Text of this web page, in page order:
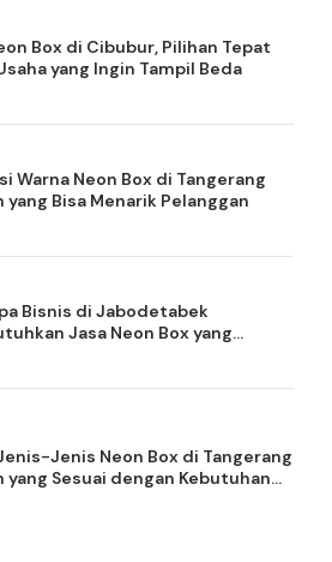
Box di Cibubur, Pilihan Tepat
yang Ingin Tampil Beda
Warna Neon Box di Tangerang
yang Bisa Menarik Pelanggan
Bisnis di Jabodetabek
Jasa Neon Box yang
Jenis Neon Box di Tangerang
yang Sesuai dengan Kebutuhan